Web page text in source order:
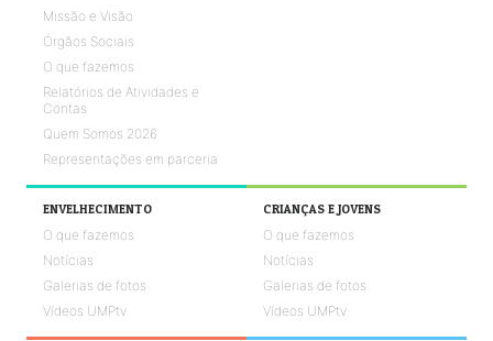
Missão e Visão
Órgãos Sociais
O que fazemos
Relatórios de Atividades e
Contas
Quem Somos 2026
Representações em parceria
ENVELHECIMENTO
O que fazemos
Notícias
Galerias de fotos
Vídeos UMPtv
CRIANÇAS E JOVENS
O que fazemos
Notícias
Galerias de fotos
Vídeos UMPtv